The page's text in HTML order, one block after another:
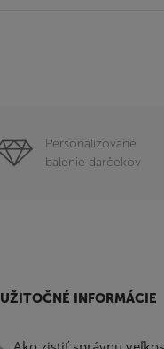
Personalizované
balenie darčekov
UŽITOČNÉ INFORMÁCIE